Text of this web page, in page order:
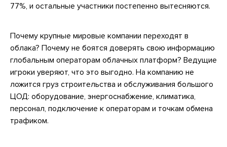
77%, и остальные участники постепенно вытесняются.
Почему крупные мировые компании переходят в
облака? Почему не боятся доверять свою информацию
глобальным операторам облачных платформ? Ведущие
игроки уверяют, что это выгодно. На компанию не
ложится груз строительства и обслуживания большого
ЦОД: оборудование, энергоснабжение, климатика,
персонал, подключение к операторам и точкам обмена
трафиком.